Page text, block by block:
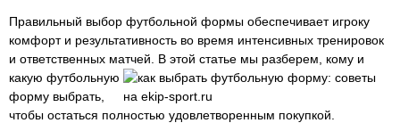
Правильный выбор футбольной формы обеспечивает игроку
комфорт и результативность во время интенсивных тренировок
и ответственных матчей. В этой статье мы разберем, кому и
какую футбольную
форму выбрать,
чтобы остаться полностью удовлетворенным покупкой.